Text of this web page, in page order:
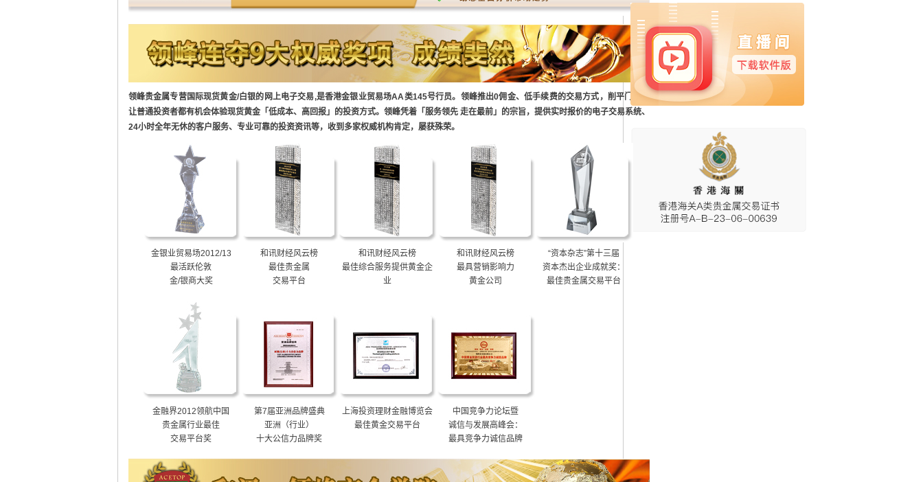
领峰贵金属专营国际现货黄金/白银的网上电子交易,是香港金银业贸易场AA类145号行员。领峰推出0佣金、低手续费的交易方式，削平门槛，
让普通投资者都有机会体验现货黄金「低成本、高回报」的投资方式。领峰凭着「服务领先 走在最前」的宗旨，提供实时报价的电子交易系统、
24小时全年无休的客户服务、专业可靠的投资资讯等，收到多家权威机构肯定，屡获殊荣。
金银业贸易场2012/13
最活跃伦敦
金/银商大奖
和讯财经风云榜
最佳贵金属
交易平台
和讯财经风云榜
最佳综合服务提供黄金企
业
和讯财经风云榜
最具营销影响力
黄金公司
“资本杂志”第十三届
资本杰出企业成就奖：
最佳贵金属交易平台
金融界2012领航中国
贵金属行业最佳
交易平台奖
第7届亚洲品牌盛典
亚洲（行业）
十大公信力品牌奖
上海投资理财金融博览会
最佳黄金交易平台
中国竞争力论坛暨
诚信与发展高峰会：
最具竞争力诚信品牌